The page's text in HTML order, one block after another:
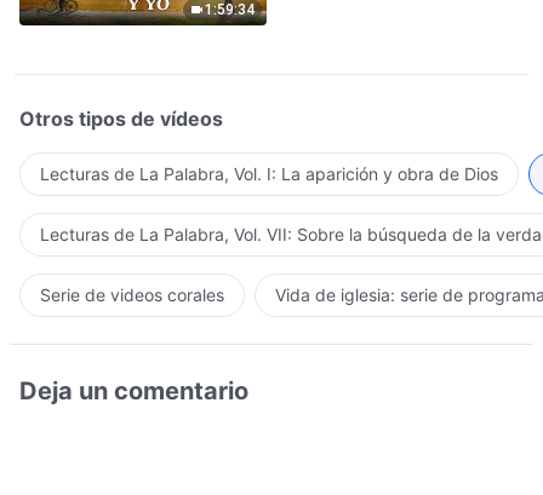
1:59:34
Otros tipos de vídeos
Lecturas de La Palabra, Vol. I: La aparición y obra de Dios
Lecturas de La Palabra, Vol. VII: Sobre la búsqueda de la
Serie de videos corales Vida de iglesia: serie de
Deja un comentario